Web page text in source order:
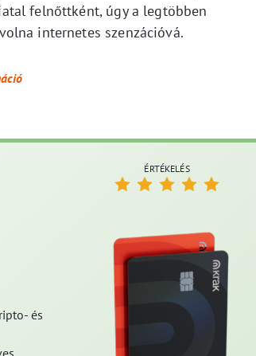
felnőttként, úgy a legtöbben
internetes szenzációvá.
és
ÉRTÉKELÉS